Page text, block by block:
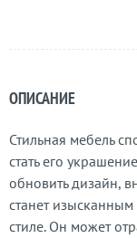
ОПИСАНИЕ
Стильная мебель
стать его
обновить дизайн,
станет
стиле. Он может